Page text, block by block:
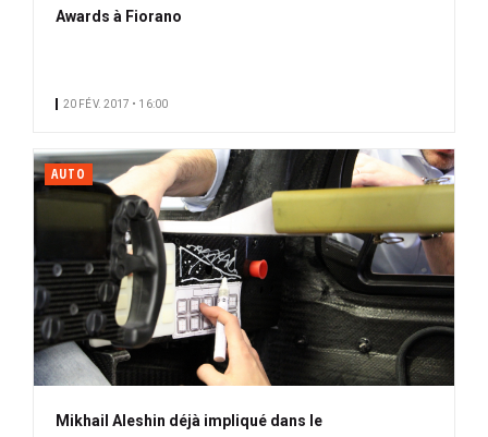
Awards à Fiorano
20 FÉV. 2017 • 16:00
AUTO
Mikhail Aleshin déjà impliqué dans le